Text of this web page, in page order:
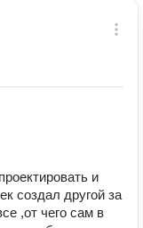
и
создал другой за
,от чего сам в